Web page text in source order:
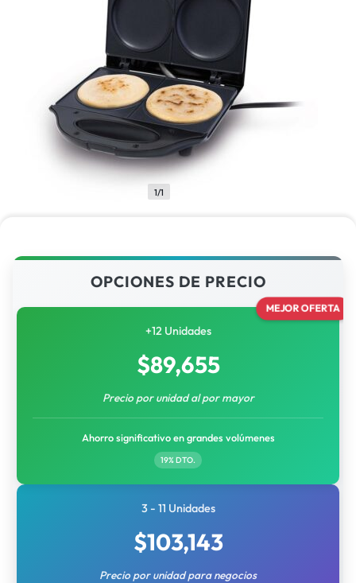
1/1
OPCIONES DE PRECIO
MEJOR OFERTA
+12 Unidades
$89,655
Precio por unidad al por mayor
Ahorro significativo en grandes volúmenes
19% DTO.
3 - 11 Unidades
$103,143
Precio por unidad para negocios